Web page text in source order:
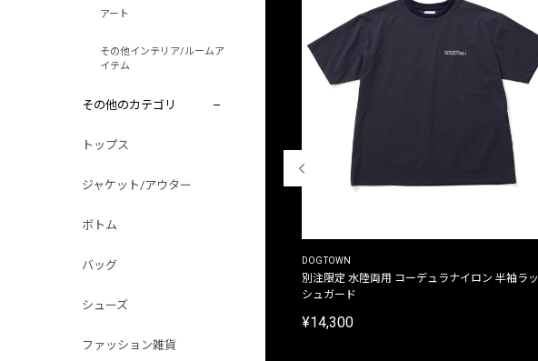
アート
その他インテリア/ルームア
イテム
その他のカテゴリ
トップス
ジャケット/アウター
ボトム
バッグ
シューズ
ファッション雑貨
THE DUFFER OF ST.GEORGE DOGTOWN
別注限定 水陸両用 コーデュラナイロン 半袖ラッ
シュガード
¥14,300